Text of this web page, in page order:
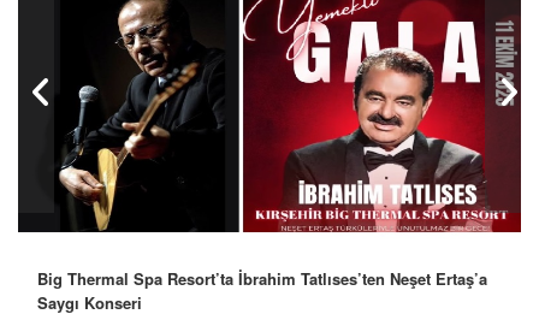
Big Thermal Spa Resort’ta İbrahim Tatlıses’ten Neşet Ertaş’a
Saygı Konseri